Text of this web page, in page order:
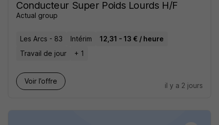
Conducteur Super Poids Lourds H/F
Actual group
Les Arcs - 83 Intérim
12,31 - 13 € / heure
Travail de jour
+ 1
Voir l’offre
il y a 2 jours